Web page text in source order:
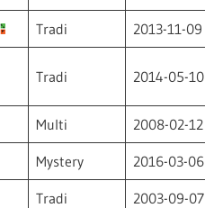
Tradi 2013-11-09
Tradi 2014-05-10
Multi 2008-02-12
Mystery 2016-03-06
Tradi 2003-09-07